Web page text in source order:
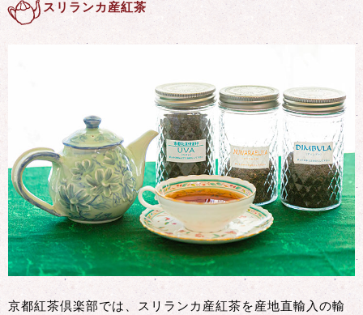
スリランカ産紅茶
京都紅茶倶楽部では、スリランカ産紅茶を産地直輸入の輸